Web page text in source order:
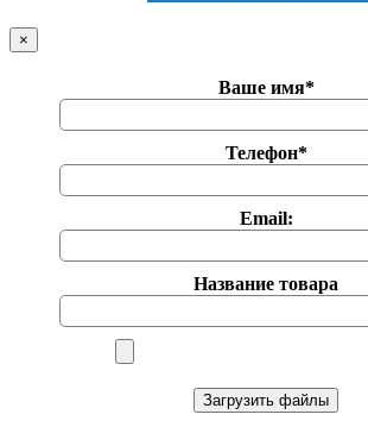
×
Ваше имя*
Телефон*
Email:
Название товара